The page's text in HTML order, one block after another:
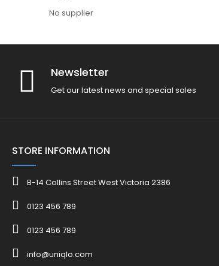
No supplier
Newsletter
Get our latest news and special sales
STORE INFORMATION
B-14 Collins Street West Victoria 2386
0123 456 789
0123 456 789
info@uniqlo.com